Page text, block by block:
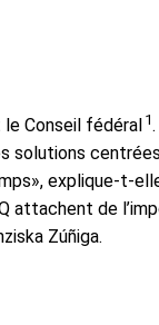
Conseil fédéral 1
solutions
explique-t-
attachent de
Zúñiga.